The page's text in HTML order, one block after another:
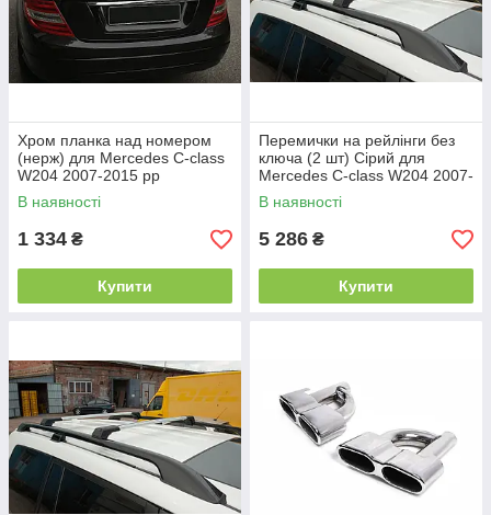
Хром планка над номером
(нерж) для Mercedes C-class
W204 2007-2015 рр
В наявності
1 334 ₴
Купити
Перемички на рейлінги без
ключа (2 шт) Сірий для
Mercedes C-class W204 2007-
2015 рр
В наявності
5 286 ₴
Купити